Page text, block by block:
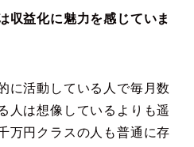
収益化に魅力を感じていま
に活動している人で毎月数
人は想像しているよりも遥
万円クラスの人も普通に存